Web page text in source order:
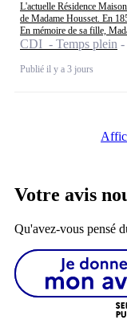
L'actuelle Résidence
de Madame Housset. En
En mémoire de sa fille,
CDI - Temps plein
Publié il y a 3 jours
Votre avis
Qu'avez-vous pensé